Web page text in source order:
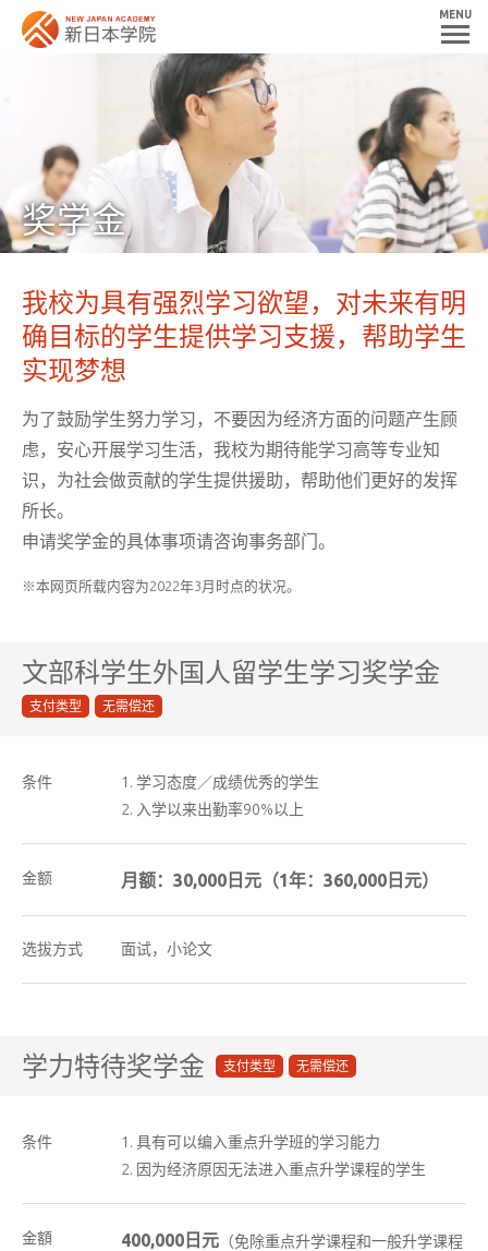
MENU
奖学金
我校为具有强烈学习欲望， 对未来有明
确目标的学生提供学习支援， 帮助学生
实现梦想
为了鼓励学生努力学习，不要因为经济方面的问题产生顾
虑， 安心开展学习生活，我校为期待能学习高等专业知
识， 为社会做贡献的学生提供援助，帮助他们更好的发挥
所长。
申请奖学金的具体事项请咨询事务部门。
※本网页所载内容为2022年3月时点的状况。
文部科学生外国人留学生学习奖学金
支付类型 无需偿还
条件
学习态度／成绩优秀的学生
入学以来出勤率90%以上
金额 月额：30,000日元（1年：360,000日元）
选拔方式 面试，小论文
学力特待奖学金 支付类型 无需偿还
条件
具有可以编入重点升学班的学习能力
因为经济原因无法进入重点升学课程的学生
金額 400,000日元 （免除重点升学课程和一般升学课程